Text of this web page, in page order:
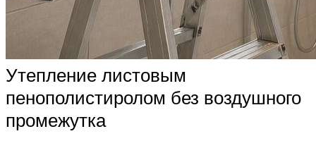
Утепление листовым
пенополистиролом без воздушного
промежутка